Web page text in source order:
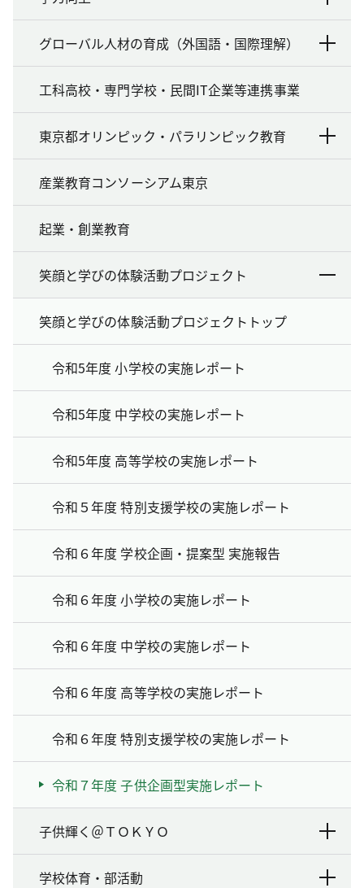
グローバル人材の育成（外国語・国際理解）
工科高校・専門学校・民間IT企業等連携事業
東京都オリンピック・パラリンピック教育
産業教育コンソーシアム東京
起業・創業教育
笑顔と学びの体験活動プロジェクト
笑顔と学びの体験活動プロジェクトトップ
令和5年度 小学校の実施レポート
令和5年度 中学校の実施レポート
令和5年度 高等学校の実施レポート
令和５年度 特別支援学校の実施レポート
令和６年度 学校企画・提案型 実施報告
令和６年度 小学校の実施レポート
令和６年度 中学校の実施レポート
令和６年度 高等学校の実施レポート
令和６年度 特別支援学校の実施レポート
令和７年度 子供企画型実施レポート
子供輝く＠ＴＯＫＹＯ
学校体育・部活動